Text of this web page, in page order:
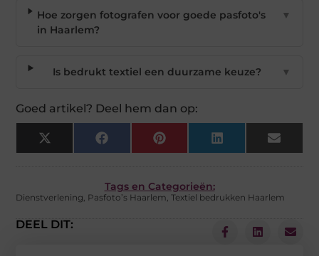
Hoe zorgen fotografen voor goede pasfoto's
in Haarlem?
▼
Is bedrukt textiel een duurzame keuze? ▼
Goed artikel? Deel hem dan op:
X
(Twitter)
Facebook Pinterest LinkedIn Email
Tags en Categorieën:
Dienstverlening, Pasfoto’s Haarlem, Textiel bedrukken Haarlem
DEEL DIT: